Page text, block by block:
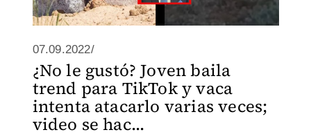
07.09.2022/
¿No le gustó? Joven baila
trend para TikTok y vaca
intenta atacarlo varias veces;
video se hac...